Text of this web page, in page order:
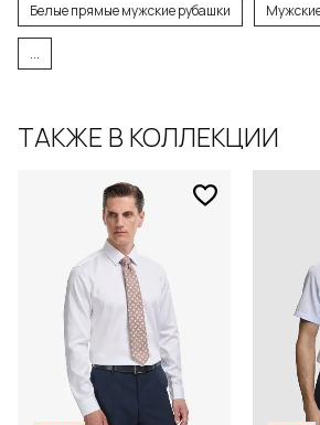
Белые прямые мужские рубашки
...
ТАКЖЕ В КОЛЛЕКЦИИ